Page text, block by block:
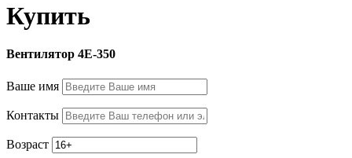
Купить
Вентилятор 4E-350
Ваше имя
Контакты
Возраст